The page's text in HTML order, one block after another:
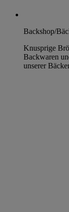
Backshop/
Knusprige
Backwaren
unserer